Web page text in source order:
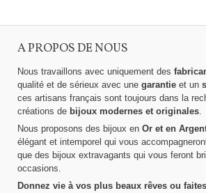
A PROPOS DE NOUS
Nous travaillons avec uniquement des
qualité et de sérieux avec une garantie et un
ces artisans français sont toujours dans la
créations de bijoux modernes et originales.
Nous proposons des bijoux en Or et en
élégant et intemporel qui vous
que des bijoux extravagants qui vous feront
occasions.
Donnez vie à vos plus beaux rêves ou